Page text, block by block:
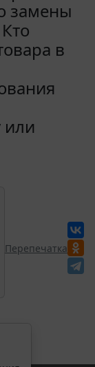
замены
в
или
Перепечатка